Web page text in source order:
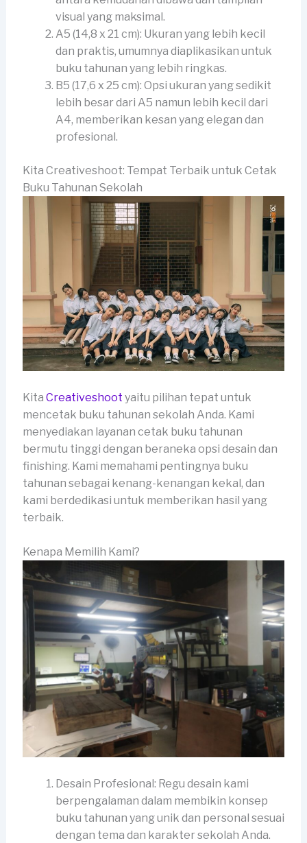
visual yang maksimal.
A5 (14,8 x 21 cm): Ukuran yang lebih kecil
dan praktis, umumnya diaplikasikan untuk
buku tahunan yang lebih ringkas.
B5 (17,6 x 25 cm): Opsi ukuran yang sedikit
lebih besar dari A5 namun lebih kecil dari
A4, memberikan kesan yang elegan dan
profesional.
Kita Creativeshoot: Tempat Terbaik untuk Cetak
Buku Tahunan Sekolah
Kita Creativeshoot yaitu pilihan tepat untuk
mencetak buku tahunan sekolah Anda. Kami
menyediakan layanan cetak buku tahunan
bermutu tinggi dengan beraneka opsi desain dan
finishing. Kami memahami pentingnya buku
tahunan sebagai kenang-kenangan kekal, dan
kami berdedikasi untuk memberikan hasil yang
terbaik.
Kenapa Memilih Kami?
Desain Profesional: Regu desain kami
berpengalaman dalam membikin konsep
buku tahunan yang unik dan personal sesuai
dengan tema dan karakter sekolah Anda.